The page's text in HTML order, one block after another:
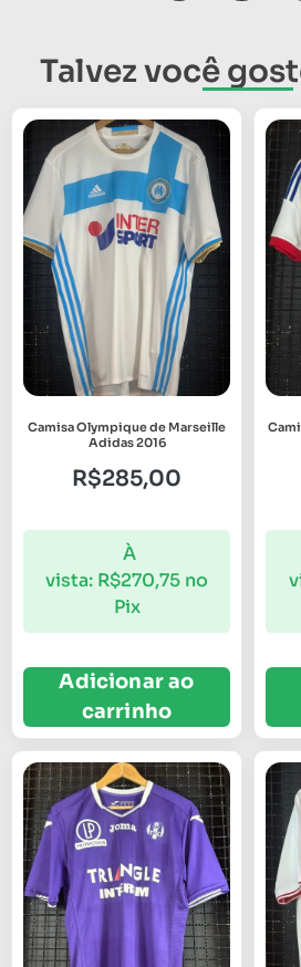
Talvez você
Camisa Olympique de Marseille
Adidas 2016
R$285,00
À
vista: R$270,75 no
Pix
Adicionar ao
carrinho